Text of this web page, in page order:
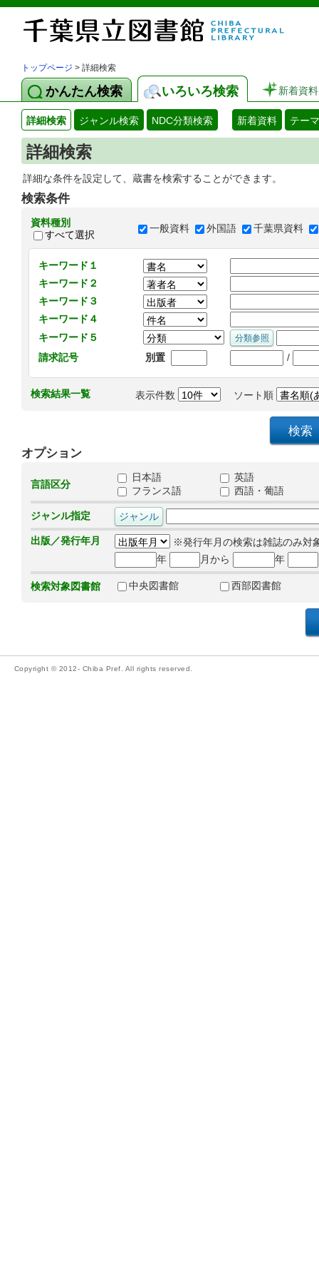
トップページ > 詳細検索
かんたん検索 いろいろ検索 新着資料
詳細検索 ジャンル検索 NDC分類検索 新着資料 テー
詳細検索
詳細な条件を設定して、蔵書を検索することができます。
検索条件
資料種別
すべて選択
一般資料 外国語 千葉県資料
キーワード１
キーワード２
キーワード３
キーワード４
キーワード５
請求記号
別置 /
検索結果一覧 表示件数 ソート順
オプション
言語区分
日本語
英語
フランス語
西語・葡語
ジャンル指定
出版／発行年月
※発行年月の検索は雑誌のみ対
年
月から 年
検索対象図書館 中央図書館 西部図書館
Copyright © 2012- Chiba Pref. All rights reserved.